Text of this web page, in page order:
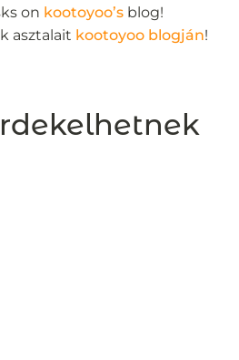
on kootoyoo’s blog!
asztalait kootoyoo blogján!